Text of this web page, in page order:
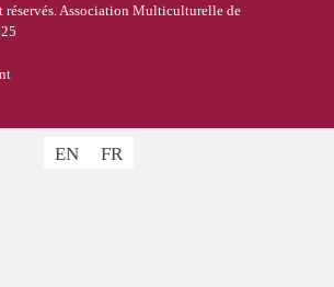
réservés. Association Multiculturelle de
EN FR